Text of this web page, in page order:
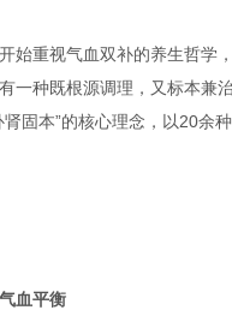
始重视气血双补的养生哲学
一种既根源调理，又标本兼
固本”的核心理念，以20
血平衡